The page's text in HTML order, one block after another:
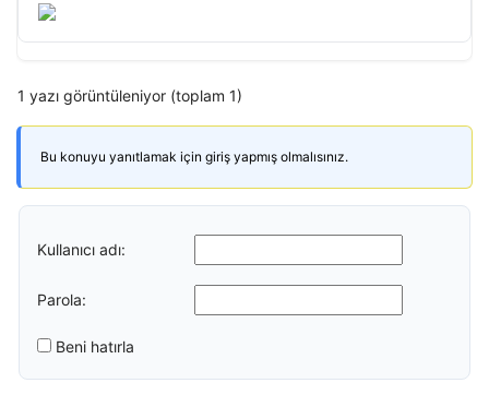
1 yazı görüntüleniyor (toplam 1)
Bu konuyu yanıtlamak için giriş yapmış olmalısınız.
Kullanıcı adı:
Parola:
Beni hatırla